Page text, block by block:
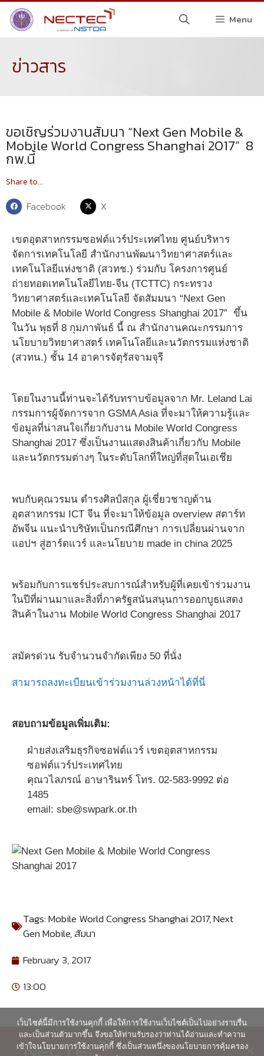
Menu
ข่าวสาร
ขอเชิญร่วมงานสัมนา “Next Gen Mobile &
Mobile World Congress Shanghai 2017” ​ 8
กพ.นี้
Share to...
Facebook X
เขตอุตสาหกรรมซอฟต์แวร์ประเทศไทย ศูนย์บริหาร
จัดการเทคโนโลยี สำนักงานพัฒนาวิทยาศาสตร์และ
เทคโนโลยีแห่งชาติ (สวทช.) ร่วมกับ โครงการศูนย์
ถ่ายทอดเทคโนโลยีไทย-จีน (TCTTC) กระทรวง
วิทยาศาสตร์และเทคโนโลยี จัดสัมมนา “Next Gen
Mobile & Mobile World Congress Shanghai 2017” ​ ขึ้น
ในวัน พุธที่ 8 กุมภาพันธ์ นี้ ณ สำนักงานคณะกรรมการ
นโยบายวิทยาศาสตร์ เทคโนโลยีและนวัตกรรมแห่งชาติ
(สวทน.) ชั้น 14 อาคารจัตุรัสจามจุรี
โดยในงานนี้ท่านจะได้รับทราบข้อมูลจาก Mr. Leland Lai
กรรมการผู้จัดการจาก GSMA Asia ที่จะมาให้ความรู้และ
ข้อมูลที่น่าสนใจเกี่ยวกับงาน Mobile World Congress
Shanghai 2017 ซึ่งเป็นงานแสดงสินค้าเกี่ยวกับ Mobile
และนวัตกรรมต่างๆ ในระดับโลกที่ใหญ่ที่สุดในเอเชีย
พบกับคุณวรมน ดำรงศิลป์สกุล ผู้เชี่ยวชาญด้าน
อุตสาหกรรม ICT จีน ที่จะมาให้ข้อมูล overview สตาร์ท
อัพจีน แนะนำบริษัทเป็นกรณีศึกษา การเปลี่ยนผ่านจาก
แอปฯ สู่ฮาร์ดแวร์ และนโยบาย made in china 2025
พร้อมกับการแชร์ประสบการณ์สำหรับผู้ที่เคยเข้าร่วมงาน
ในปีที่ผ่านมาและสิ่งที่ภาครัฐสนันสนุนการออกบูธแสดง
สินค้าในงาน Mobile World Congress Shanghai 2017
สมัครด่วน รับจำนวนจำกัดเพียง 50 ที่นั่ง
สามารถลงทะเบียนเข้าร่วมงานล่วงหน้าได้ที่นี่
สอบถามข้อมูลเพิ่มเติม:
ฝ่ายส่งเสริมธุรกิจซอฟต์แวร์ เขตอุตสาหกรรม
ซอฟต์แวร์ประเทศไทย
คุณวไลภรณ์ อาษารินทร์ โทร. 02-583-9992 ต่อ
1485
email: sbe@swpark.or.th
Tags:Mobile World Congress Shanghai 2017,Next
Gen Mobile,สัมนา
February 3, 2017
13:00
เว็บไซต์นี้มีการใช้งานคุกกี้ เพื่อให้การใช้งานเว็บไซต์เป็นไปอย่างราบรื่น
และเป็นส่วนตัวมากขึ้น จึงขอให้ท่านรับรองว่าท่านได้อ่านและทำความ
เข้าใจนโยบายการใช้งานคุกกี้ ซึ่งเป็นส่วนหนึ่งของนโยบายการคุ้มครอง